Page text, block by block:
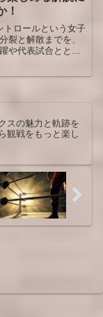
！
トロールという女子
裂と解散までを、
や代表試合ととも
スの魅力と軌跡を
観戦をもっと楽し